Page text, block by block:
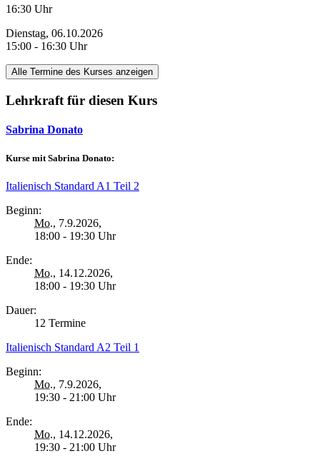
16:30 Uhr
Dienstag, 06.10.2026
15:00 - 16:30 Uhr
Alle Termine des Kurses anzeigen
Lehrkraft für diesen Kurs
Sabrina Donato
Kurse mit Sabrina Donato:
Italienisch Standard A1 Teil 2
Beginn:
Mo., 7.9.2026,
18:00 - 19:30 Uhr
Ende:
Mo., 14.12.2026,
18:00 - 19:30 Uhr
Dauer:
12 Termine
Italienisch Standard A2 Teil 1
Beginn:
Mo., 7.9.2026,
19:30 - 21:00 Uhr
Ende:
Mo., 14.12.2026,
19:30 - 21:00 Uhr